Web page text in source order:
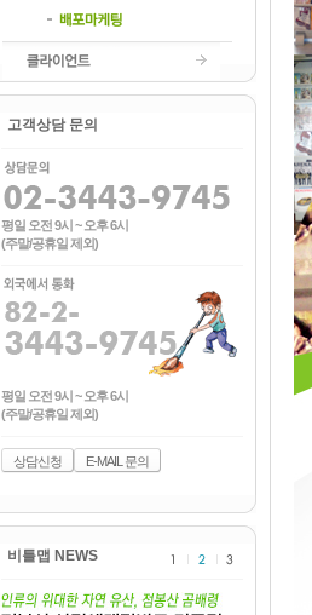
배포마케팅
배포마케팅
클라이언트
고객상담 문의
평일 오전 9시 ~ 오후 6시
(주말/공휴일 제외)
평일 오전 9시 ~ 오후 6시
(주말/공휴일 제외)
상담신청 E-MAIL 문의
비틀맵 NEWS